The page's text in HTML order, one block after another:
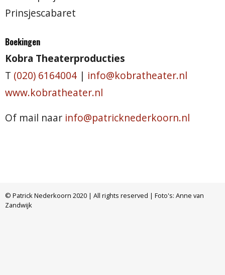
Prinsjescabaret
Boekingen
Kobra Theaterproducties
T (020) 6164004 | info@kobratheater.nl
www.kobratheater.nl
Of mail naar info@patricknederkoorn.nl
© Patrick Nederkoorn 2020 | All rights reserved | Foto's: Anne van
Zandwijk